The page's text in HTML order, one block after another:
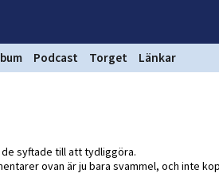
Podcast Torget Länkar
de syftade till att tydliggöra.
ovan är ju bara svammel, och inte